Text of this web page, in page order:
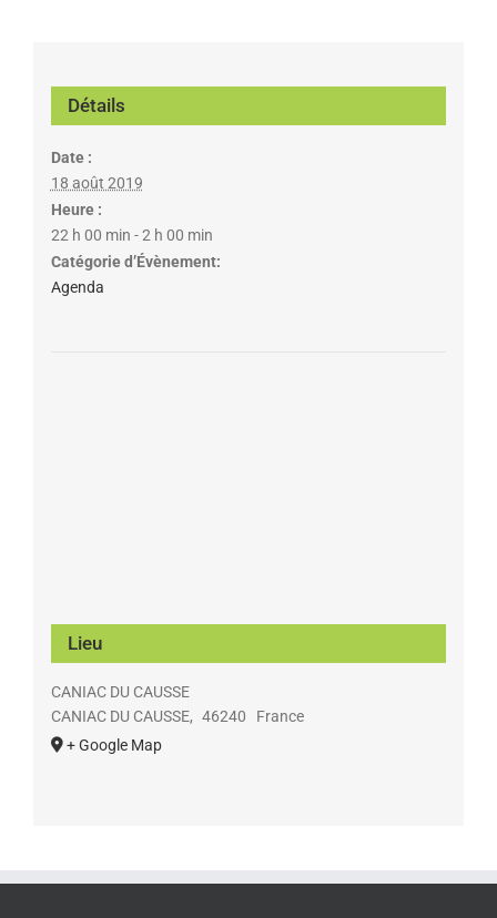
Détails
Date :
18 août 2019
Heure :
22 h 00 min - 2 h 00 min
Catégorie d’Évènement:
Agenda
Lieu
CANIAC DU CAUSSE
CANIAC DU CAUSSE, 46240
France
+ Google Map